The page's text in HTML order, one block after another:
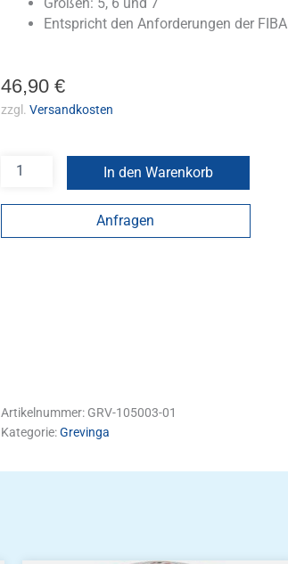
Entspricht den Anforderungen der FIBA
46,90 €
zzgl. Versandkosten
In den Warenkorb
Anfragen
Artikelnummer: GRV-105003-01
Kategorie:Grevinga